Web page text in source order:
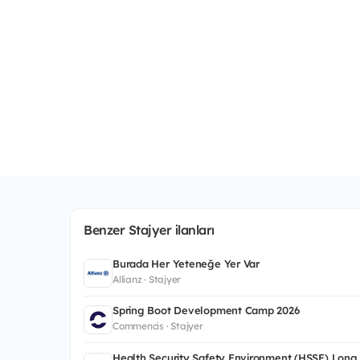
Benzer Stajyer ilanları
Burada Her Yeteneğe Yer Var
Allianz · Stajyer
Spring Boot Development Camp 2026
Commencis · Stajyer